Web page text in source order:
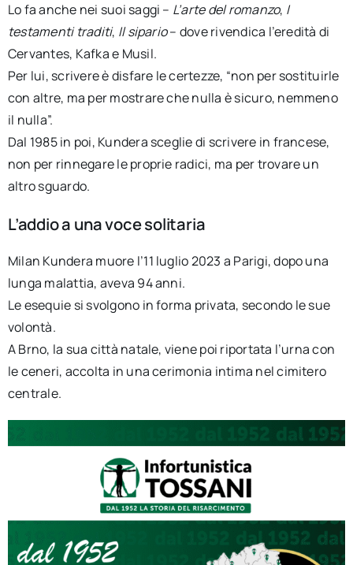
Lo fa anche nei suoi saggi – L’arte del romanzo, I
testamenti traditi, Il sipario– dove rivendica l’eredità di
Cervantes, Kafka e Musil.
Per lui, scrivere è disfare le certezze, “non per sostituirle
con altre, ma per mostrare che nulla è sicuro, nemmeno
il nulla”.
Dal 1985 in poi, Kundera sceglie di scrivere in francese,
non per rinnegare le proprie radici, ma per trovare un
altro sguardo.
L’addio a una voce solitaria
Milan Kundera muore l’11 luglio 2023 a Parigi, dopo una
lunga malattia, aveva 94 anni.
Le esequie si svolgono in forma privata, secondo le sue
volontà.
A Brno, la sua città natale, viene poi riportata l’urna con
le ceneri, accolta in una cerimonia intima nel cimitero
centrale.